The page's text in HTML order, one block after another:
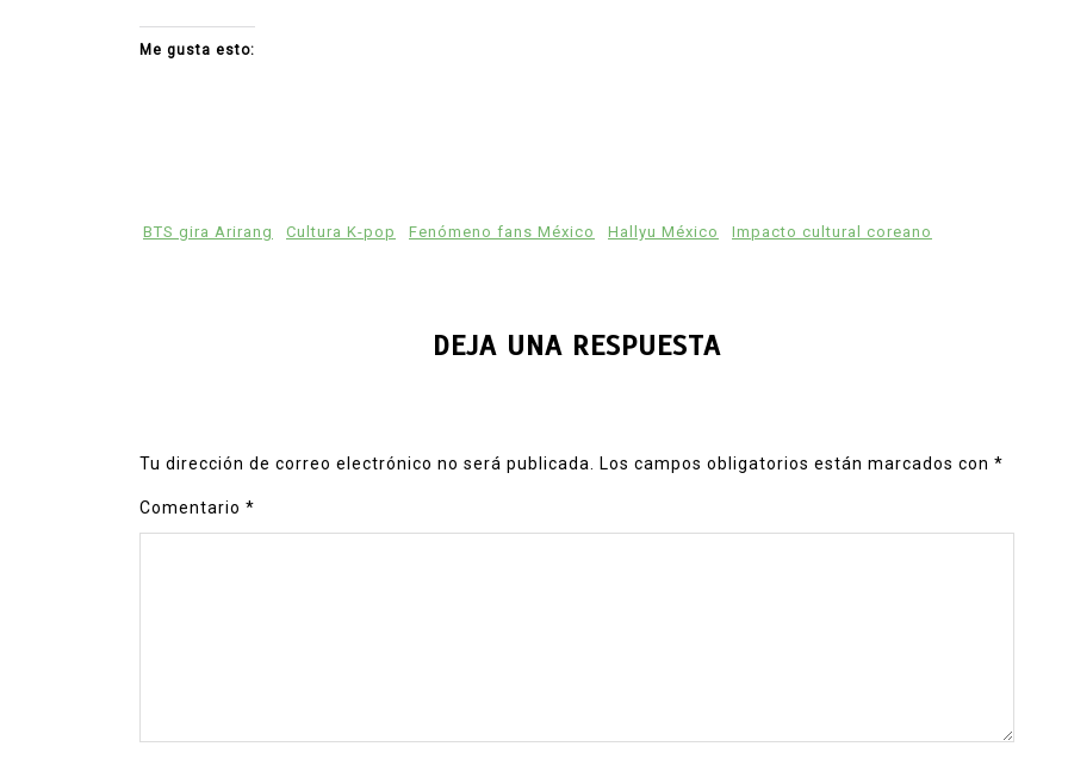
Me gusta esto:
BTS gira Arirang Cultura K-pop Fenómeno fans México Hallyu México Impacto cultural coreano
DEJA UNA RESPUESTA
Tu dirección de correo electrónico no será publicada. Los campos obligatorios están marcados con *
Comentario *